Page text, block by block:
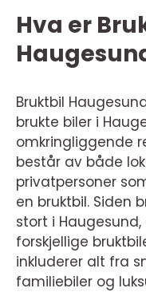
Hva er
Bruktbil
brukte biler i
omkringliggende
består av både
privatpersoner
en bruktbil. Siden
stort i
forskjellige
inkluderer alt fra
familiebiler og